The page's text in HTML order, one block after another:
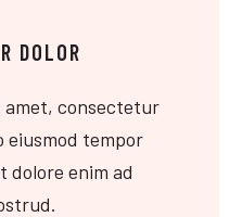
DOLOR
amet, consectetur
eiusmod tempor
dolore enim ad